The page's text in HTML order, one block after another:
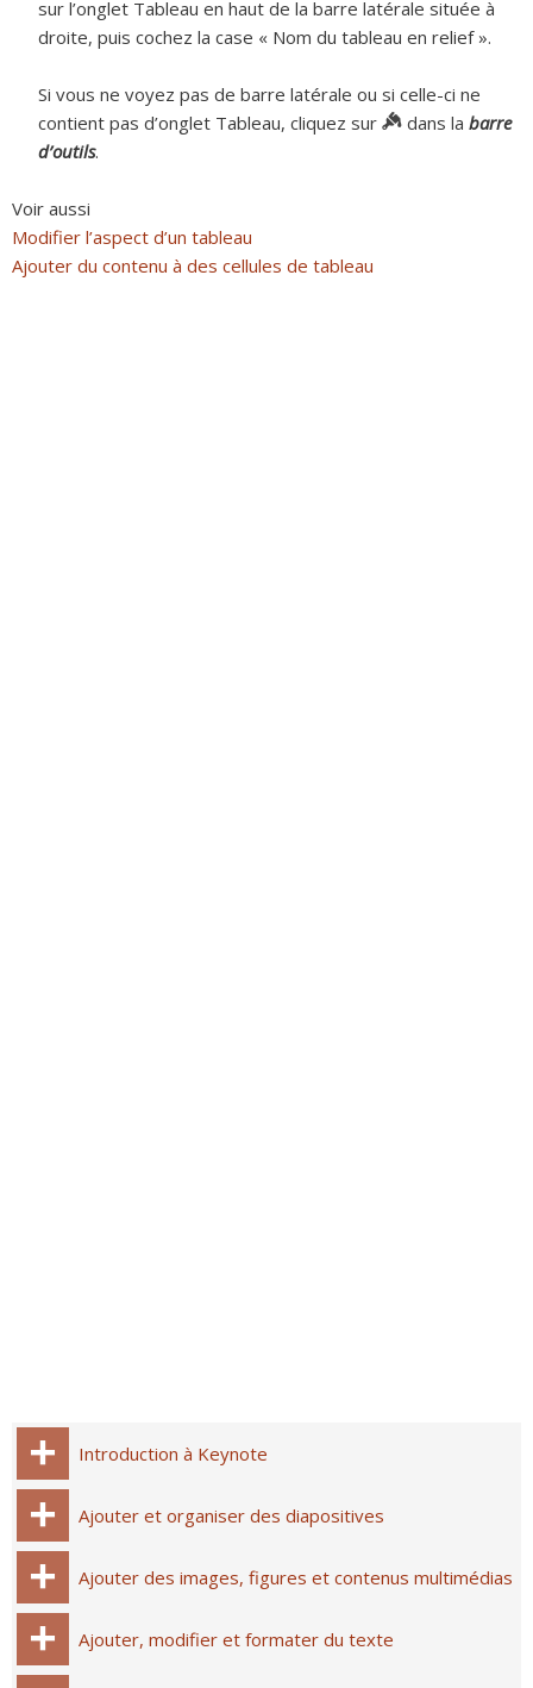
sur l’onglet Tableau en haut de la barre latérale située à
droite, puis cochez la case « Nom du tableau en relief ».
Si vous ne voyez pas de barre latérale ou si celle-ci ne
contient pas d’onglet Tableau, cliquez sur
dans la barre
d’outils.
Voir aussi
Modifier l’aspect d’un tableau
Ajouter du contenu à des cellules de tableau
Introduction à Keynote
Ajouter et organiser des diapositives
Ajouter des images, figures et contenus multimédias
Ajouter, modifier et formater du texte